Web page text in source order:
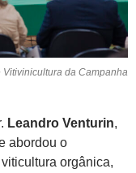
da Campanha
Leandro Venturin,
abordou o
orgânica,